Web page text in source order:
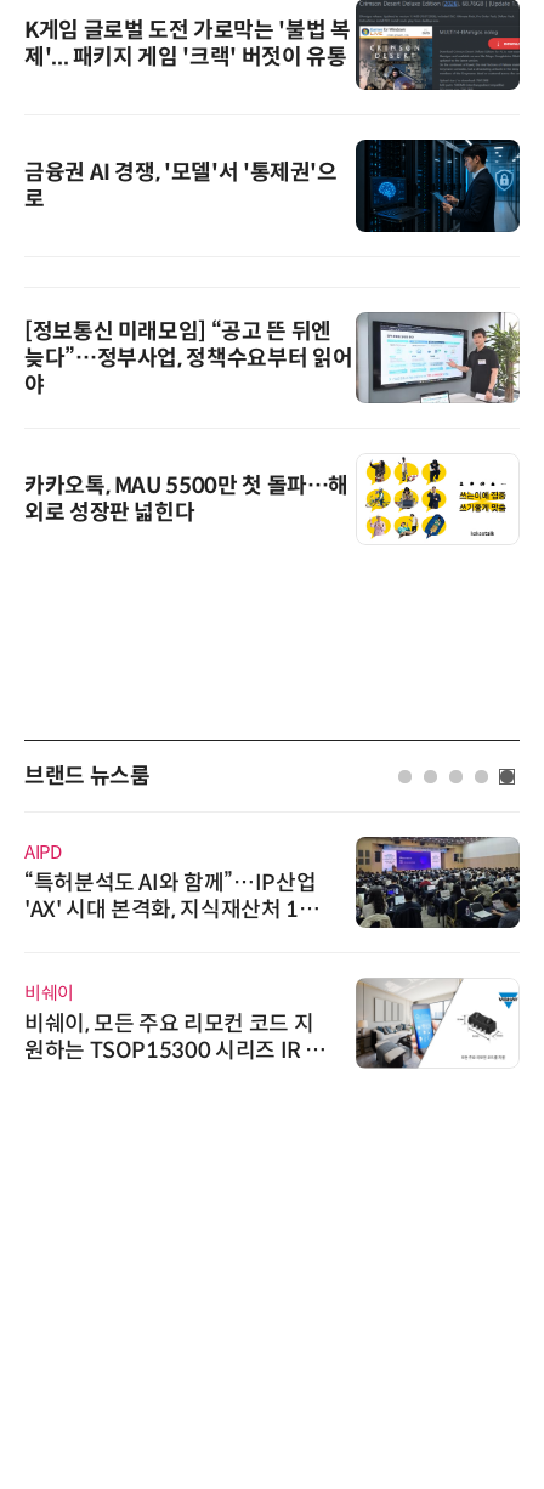
K게임 글로벌 도전 가로막는 '불법 복
제'... 패키지 게임 '크랙' 버젓이 유통
금융권 AI 경쟁, '모델'서 '통제권'으
로
[정보통신 미래모임] “공고 뜬 뒤엔
늦다”…정부사업, 정책수요부터 읽어
야
카카오톡, MAU 5500만 첫 돌파…해
외로 성장판 넓힌다
브랜드 뉴스룸
AIPD
“특허분석도 AI와 함께”…IP산업
'AX' 시대 본격화, 지식재산처 1호
비쉐이
비쉐이, 모든 주요 리모컨 코드 지
원하는 TSOP15300 시리즈 IR 수